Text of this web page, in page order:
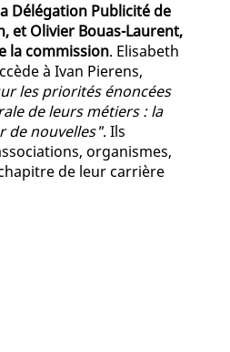
Délégation Publicité de
et Olivier Bouas-Laurent,
la commission. Elisabeth
à Ivan Pierens,
les priorités énoncées
de leurs métiers : la
de nouvelles". Ils
organismes,
de leur carrière